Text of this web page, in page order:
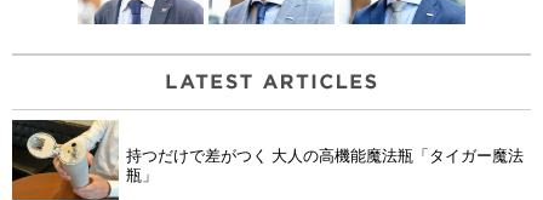
持つだけで差がつく 大人の高機能魔法瓶「タイガー魔法
瓶」